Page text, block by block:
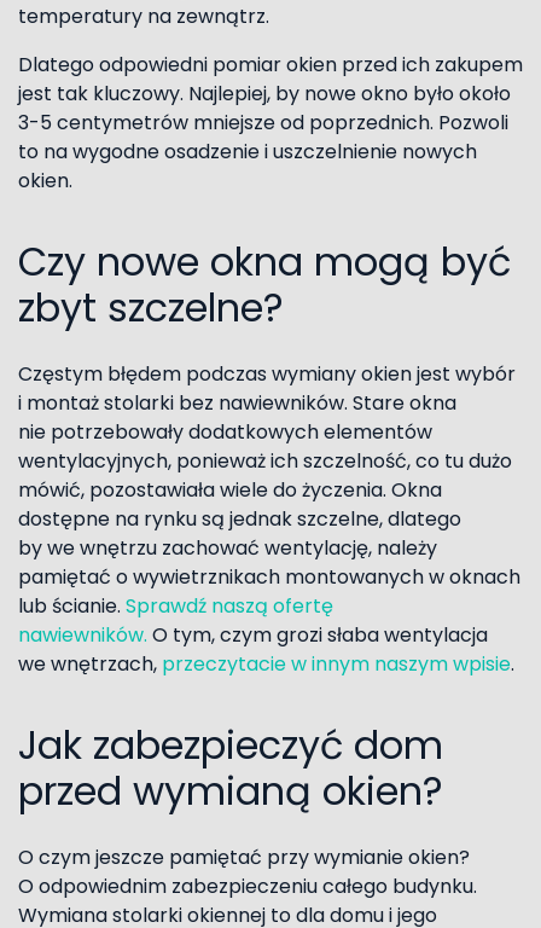
temperatury na zewnątrz.
Dlatego odpowiedni pomiar okien przed ich zakupem
jest tak kluczowy. Najlepiej, by nowe okno było około
3-5 centymetrów mniejsze od poprzednich. Pozwoli
to na wygodne osadzenie i uszczelnienie nowych
okien.
Czy nowe okna mogą być
zbyt szczelne?
Częstym błędem podczas wymiany okien jest wybór
i montaż stolarki bez nawiewników. Stare okna
nie potrzebowały dodatkowych elementów
wentylacyjnych, ponieważ ich szczelność, co tu dużo
mówić, pozostawiała wiele do życzenia. Okna
dostępne na rynku są jednak szczelne, dlatego
by we wnętrzu zachować wentylację, należy
pamiętać o wywietrznikach montowanych w oknach
lub ścianie. Sprawdź naszą ofertę
nawiewników. O tym, czym grozi słaba wentylacja
we wnętrzach, przeczytacie w innym naszym wpisie.
Jak zabezpieczyć dom
przed wymianą okien?
O czym jeszcze pamiętać przy wymianie okien?
O odpowiednim zabezpieczeniu całego budynku.
Wymiana stolarki okiennej to dla domu i jego